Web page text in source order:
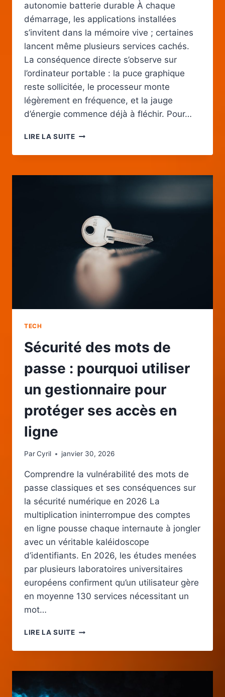
autonomie batterie durable À chaque
démarrage, les applications installées
s’invitent dans la mémoire vive ; certaines
lancent même plusieurs services cachés.
La conséquence directe s’observe sur
l’ordinateur portable : la puce graphique
reste sollicitée, le processeur monte
légèrement en fréquence, et la jauge
d’énergie commence déjà à fléchir. Pour…
LIRE LA SUITEASTUCES
POUR
L’AUTONOMIE
VOTRE
ORDINATEUR
PORTABLE
TECH
Sécurité des mots de
passe : pourquoi utiliser
un gestionnaire pour
protéger ses accès en
ligne
ParCyril janvier 30, 2026
Comprendre la vulnérabilité des mots de
passe classiques et ses conséquences sur
la sécurité numérique en 2026 La
multiplication ininterrompue des comptes
en ligne pousse chaque internaute à jongler
avec un véritable kaléidoscope
d’identifiants. En 2026, les études menées
par plusieurs laboratoires universitaires
européens confirment qu’un utilisateur gère
en moyenne 130 services nécessitant un
mot…
LIRE LA SUITESÉCURITÉ
MOTS
PASSE
POURQUOI